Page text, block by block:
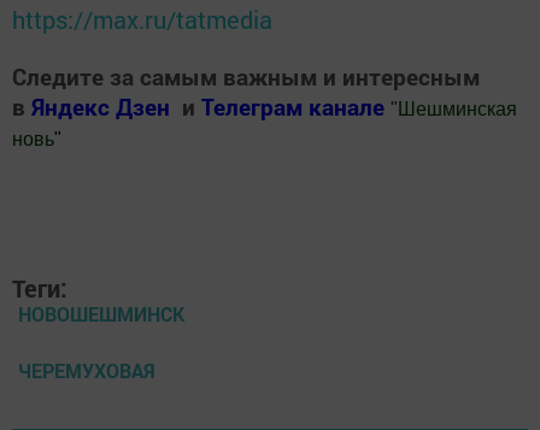
https://max.ru/tatmedia
Следите за самым важным и интересным
в Яндекс Дзен и Телеграм канале " Шешминская
новь"
Теги:
НОВОШЕШМИНСК
ЧЕРЕМУХОВАЯ